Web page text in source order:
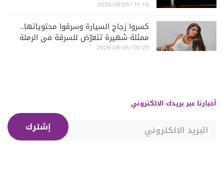
عاماً
11:19 | 2026-08-05
كسروا زجاج السيارة وسرقوا محتوياتها..
ممثلة شهيرة تتعرّض للسرقة في الرملة
البيضاء (فيديو)
00:25 | 2026-08-06
أخبارنا عبر بريدك الالكتروني
إشترك